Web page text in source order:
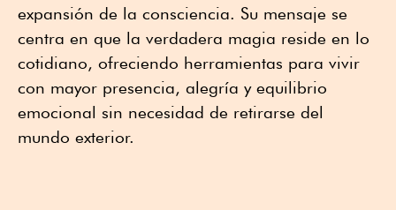
expansión de la consciencia. Su mensaje se
centra en que la verdadera magia reside en lo
cotidiano, ofreciendo herramientas para vivir
con mayor presencia, alegría y equilibrio
emocional sin necesidad de retirarse del
mundo exterior.